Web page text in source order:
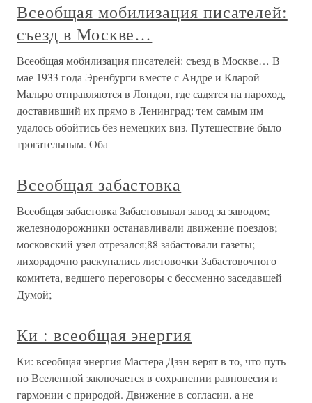
Всеобщая мобилизация писателей:
съезд в Москве…
Всеобщая мобилизация писателей: съезд в Москве… В
мае 1933 года Эренбурги вместе с Андре и Кларой
Мальро отправляются в Лондон, где садятся на пароход,
доставивший их прямо в Ленинград: тем самым им
удалось обойтись без немецких виз. Путешествие было
трогательным. Оба
Всеобщая забастовка
Всеобщая забастовка Забастовывал завод за заводом;
железнодорожники останавливали движение поездов;
московский узел отрезался;88 забастовали газеты;
лихорадочно раскупались листовочки Забастовочного
комитета, ведшего переговоры с бессменно заседавшей
Думой;
Ки : всеобщая энергия
Ки: всеобщая энергия Мастера Дзэн верят в то, что путь
по Вселенной заключается в сохранении равновесия и
гармонии с природой. Движение в согласии, а не